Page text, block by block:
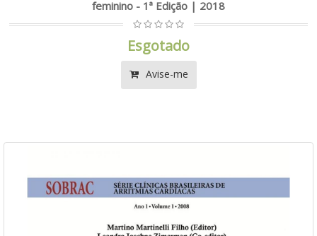
feminino - 1ª Edição | 2018
Esgotado
Avise-me